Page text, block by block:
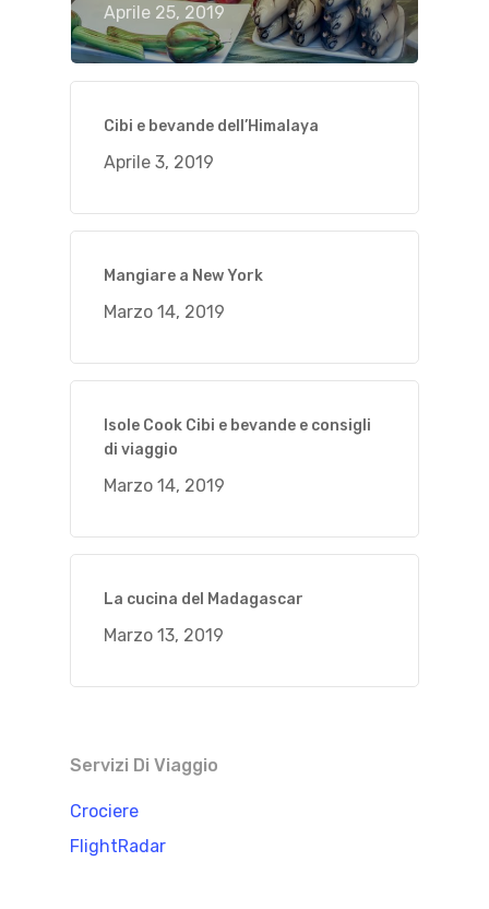
Aprile 25, 2019
Cibi e bevande dell’Himalaya
Aprile 3, 2019
Mangiare a New York
Marzo 14, 2019
Isole Cook Cibi e bevande e consigli
di viaggio
Marzo 14, 2019
La cucina del Madagascar
Marzo 13, 2019
Servizi Di Viaggio
Crociere
FlightRadar